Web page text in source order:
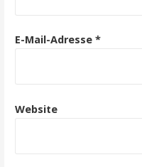
E-Mail-Adresse *
Website